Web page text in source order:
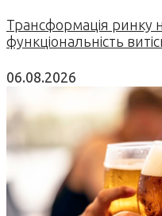
Трансформація ринку
функціональність
06.08.2026